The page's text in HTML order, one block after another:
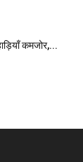
कमजोर,...